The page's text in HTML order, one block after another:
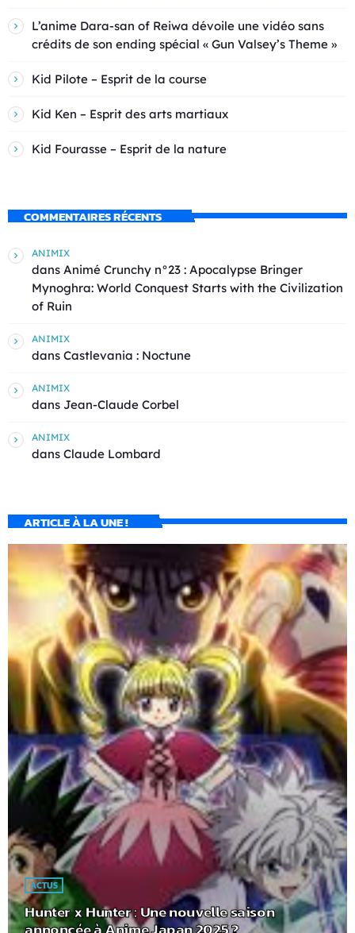
L’anime Dara-san of Reiwa dévoile une vidéo sans
crédits de son ending spécial « Gun Valsey’s Theme »
Kid Pilote – Esprit de la course
Kid Ken – Esprit des arts martiaux
Kid Fourasse – Esprit de la nature
COMMENTAIRES RÉCENTS
ANIMIX
dans Animé Crunchy n°23 : Apocalypse Bringer
Mynoghra: World Conquest Starts with the Civilization
of Ruin
ANIMIX
dans Castlevania : Noctune
ANIMIX
dans Jean-Claude Corbel
ANIMIX
dans Claude Lombard
ARTICLE À LA UNE !
ACTUS
Hunter x Hunter : Une nouvelle saison